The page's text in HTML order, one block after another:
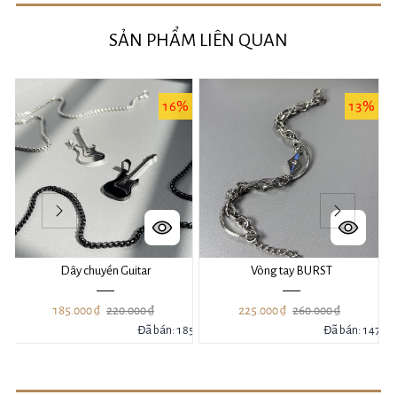
SẢN PHẨM LIÊN QUAN
16%
Dây chuyền Guitar
185.000 ₫ 220.000 ₫
Đã bán: 185
13%
Vòng tay BURST
225.000 ₫ 260.000 ₫
Đã bán: 147